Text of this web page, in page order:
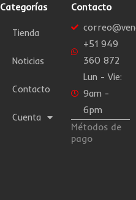
Categorías
Tienda
Noticias
Contacto
Cuenta
Contacto
+51 949
360 872
Lun - Vie:
9am -
6pm
Métodos de
pago